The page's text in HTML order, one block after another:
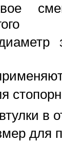
в
для